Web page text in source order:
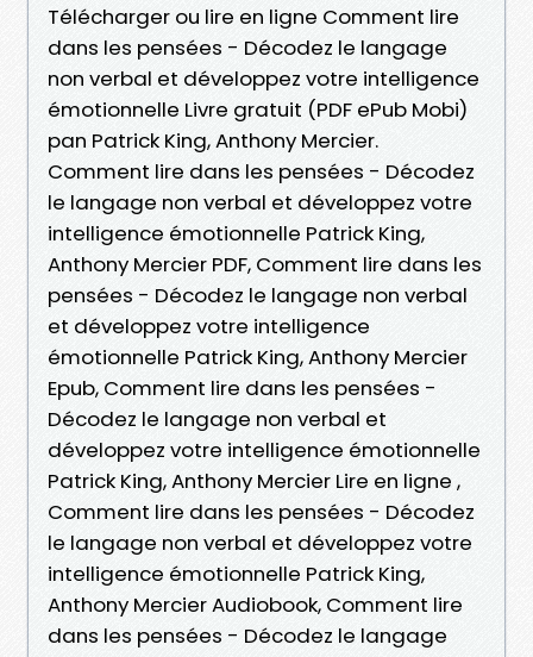
Télécharger ou lire en ligne Comment lire
dans les pensées - Décodez le langage
non verbal et développez votre intelligence
émotionnelle Livre gratuit (PDF ePub Mobi)
pan Patrick King, Anthony Mercier.
Comment lire dans les pensées - Décodez
le langage non verbal et développez votre
intelligence émotionnelle Patrick King,
Anthony Mercier PDF, Comment lire dans les
pensées - Décodez le langage non verbal
et développez votre intelligence
émotionnelle Patrick King, Anthony Mercier
Epub, Comment lire dans les pensées -
Décodez le langage non verbal et
développez votre intelligence émotionnelle
Patrick King, Anthony Mercier Lire en ligne ,
Comment lire dans les pensées - Décodez
le langage non verbal et développez votre
intelligence émotionnelle Patrick King,
Anthony Mercier Audiobook, Comment lire
dans les pensées - Décodez le langage